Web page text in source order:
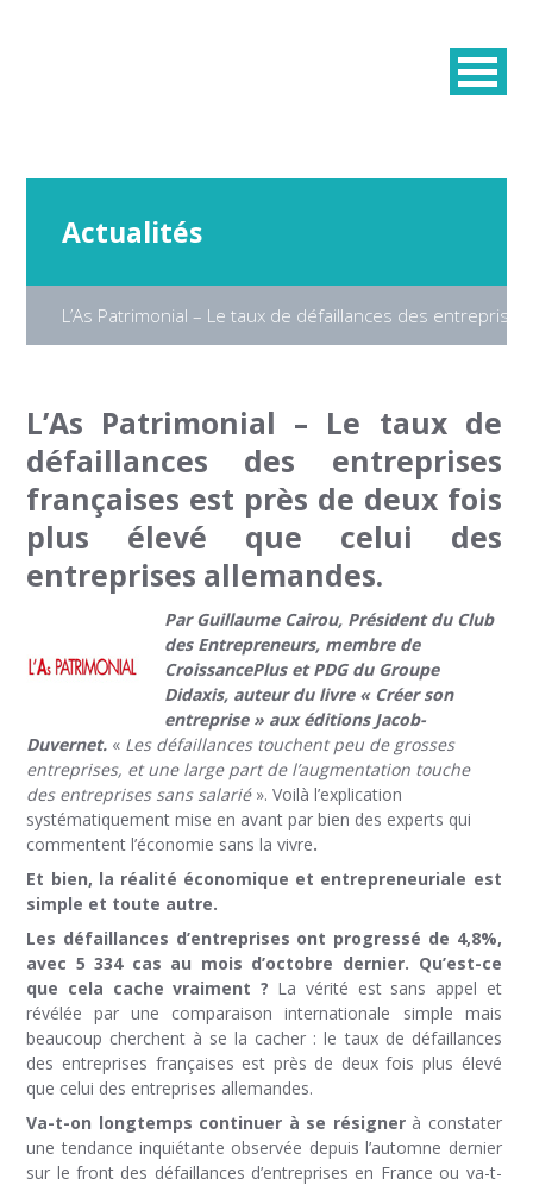
Actualités
L’As Patrimonial – Le taux de défaillances des
L’As Patrimonial – Le taux de
défaillances des entreprises
françaises est près de deux fois
plus élevé que celui des
entreprises allemandes.
Par Guillaume Cairou, Président du Club
des Entrepreneurs, membre de
CroissancePlus et PDG du Groupe
Didaxis, auteur du livre « Créer son
entreprise » aux éditions Jacob-
Duvernet. « Les défaillances touchent peu de grosses
entreprises, et une large part de l’augmentation touche
des entreprises sans salarié». Voilà l’explication
systématiquement mise en avant par bien des experts qui
commentent l’économie sans la vivre.
Et bien, la réalité économique et entrepreneuriale est
simple et toute autre.
Les défaillances d’entreprises ont progressé de 4,8%,
avec 5 334 cas au mois d’octobre dernier. Qu’est-ce
que cela cache vraiment ? La vérité est sans appel et
révélée par une comparaison internationale simple mais
beaucoup cherchent à se la cacher : le taux de défaillances
des entreprises françaises est près de deux fois plus élevé
que celui des entreprises allemandes.
Va-t-on longtemps continuer à se résignerà constater
une tendance inquiétante observée depuis l’automne dernier
sur le front des défaillances d’entreprises en France ou va-t-